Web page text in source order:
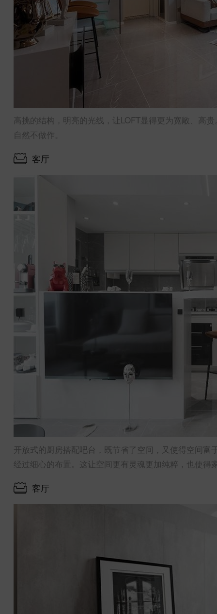
高挑的结构，明亮的光线，让LOFT显得更为宽敞、高
自然不做作。
客厅
开放式的厨房搭配吧台，既节省了空间，又使得空间
经过细心的布置。这让空间更有灵魂更加纯粹，也使得
客厅